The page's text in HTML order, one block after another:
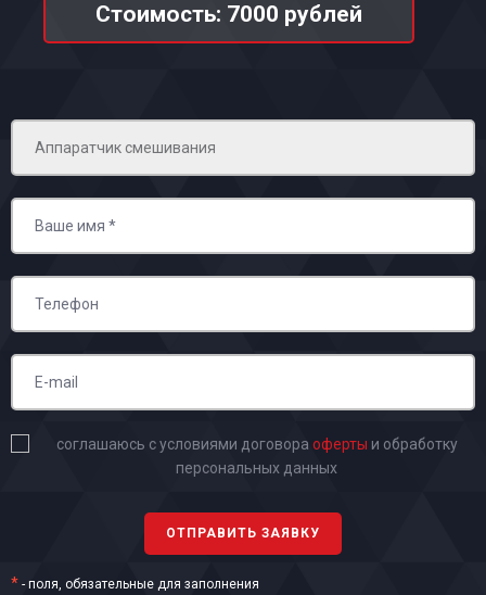
Стоимость: 7000 рублей
соглашаюсь с условиями договора оферты и обработку
персональных данных
* - поля, обязательные для заполнения